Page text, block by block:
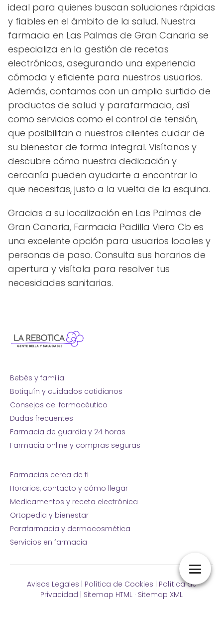
ideal para quienes buscan soluciones rápidas
y fiables en el ámbito de la salud. Nuestra
farmacia en Las Palmas de Gran Canaria se
especializa en la gestión de recetas
electrónicas, asegurando una experiencia
cómoda y eficiente para nuestros usuarios.
Además, contamos con un amplio surtido de
productos de salud y parafarmacia, así
como servicios como el control de tensión,
que posibilitan a nuestros clientes cuidar de
su bienestar de forma integral. Visítanos y
descubre cómo nuestra dedicación y
cercanía pueden ayudarte a encontrar lo
que necesitas, justo a la vuelta de la esquina.
Gracias a su localización en Las Palmas de
Gran Canaria, Farmacia Padilla Viera Cb es
una excelente opción para usuarios locales y
personas de paso. Consulta sus horarios de
apertura y visítala para resolver tus
necesidades sanitarias.
Bebés y familia
Botiquín y cuidados cotidianos
Consejos del farmacéutico
Dudas frecuentes
Farmacia de guardia y 24 horas
Farmacia online y compras seguras
Farmacias cerca de ti
Horarios, contacto y cómo llegar
Medicamentos y receta electrónica
Ortopedia y bienestar
Parafarmacia y dermocosmética
Servicios en farmacia
Avisos Legales | Política de Cookies | Política de
Privacidad | Sitemap HTML · Sitemap XML